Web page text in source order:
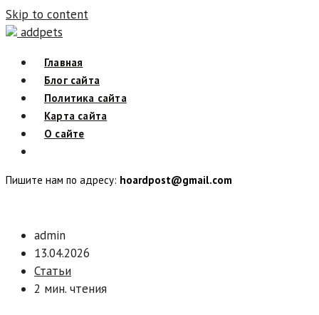
Skip to content
addpets
Главная
Блог сайта
Политика сайта
Карта сайта
О сайте
Пишите нам по адресу: hoardpost@gmail.com
admin
13.04.2026
Статьи
2 мин. чтения